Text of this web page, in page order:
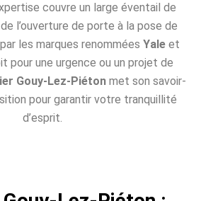
couvre un large éventail de
l’ouverture de porte à la pose de
les marques renommées Yaleet
pour une urgence ou un projet de
Gouy-Lez-Piéton met son savoir-
pour garantir votre tranquillité
d’esprit.